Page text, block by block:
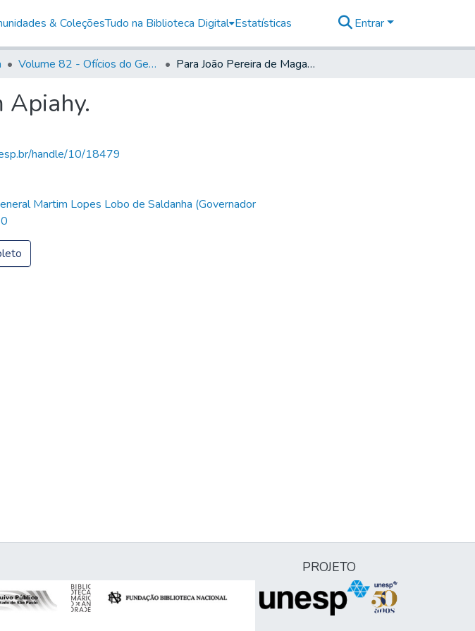
& ColeçõesTudo na Biblioteca Digital Estatísticas Entrar
Volume 82 - Ofícios do General Martim Lopes Lobo de Saldanha (Governador da Capitania): 1779- 1780 Para João Pereira de Magalhaens em Apiahy.
Apiahy.
handle/10/18479
Martim Lopes Lobo de Saldanha (Governador
PROJETO